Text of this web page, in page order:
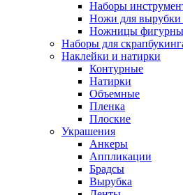
Наборы
Ножи для вырубки
Ножницы
Наборы для
Наклейки и натирки
Контурные
Натирки
Объемные
Пленка
Плоские
Украшения
Анкеры
Аппликации
Брадсы
Вырубка